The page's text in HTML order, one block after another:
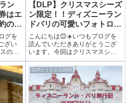
ン
はエ
の注
グを
ざい
のデ
始め
画・
・パ
ラン
告編
【DLP】クリスマスシーズ
ン限定！！ディズニーラン
ドパリの可愛いフォトロケ
をご紹介！
こんにちは😊☀️いつもブログを
読んでいただきありがとうござ
います。今回はクリスマスシー
ズン限定！！ディズニーランド
パリの可愛いフォトロケをご紹
介！前回は2パーク間の移動につ
いてご紹介しました！▶ 何分か
かる？？ウォルト・ディズニ
ー・スタジオ...
DLPクリスマス2018